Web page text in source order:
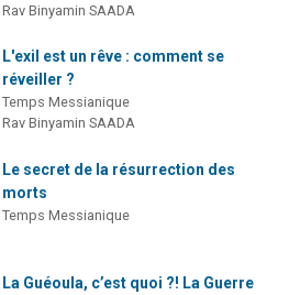
Rav Binyamin SAADA
L'exil est un rêve : comment se
réveiller ?
Temps Messianique
Rav Binyamin SAADA
Le secret de la résurrection des
morts
Temps Messianique
La Guéoula, c’est quoi ?! La Guerre